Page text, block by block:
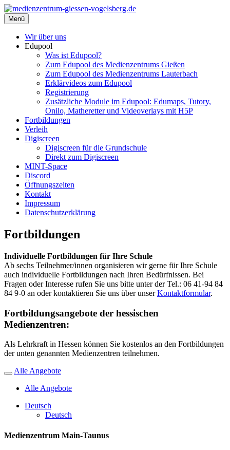
Zum
Inhalt
springen
medienzentrum-giessen-vogelsberg.de
Regionales Medienzentrum Gießen-Vogelsberg
Menü
Wir über uns
Edupool
Was ist Edupool?
Zum Edupool des Medienzentrums Gießen
Zum Edupool des Medienzentrums Lauterbach
Erklärvideos zum Edupool
Registrierung
Zusätzliche Module im Edupool: Edumaps, Tutory,
Onilo, Matheretter und Videoverlays mit H5P
Fortbildungen
Verleih
Digiscreen
Digiscreen für die Grundschule
Direkt zum Digiscreen
MINT-Space
Discord
Öffnungszeiten
Kontakt
Impressum
Datenschutzerklärung
Fortbildungen
Individuelle Fortbildungen für Ihre Schule
Ab sechs Teilnehmer/innen organisieren wir gerne für Ihre Schule
auch individuelle Fortbildungen nach Ihren Bedürfnissen. Bei
Fragen oder Interesse rufen Sie uns bitte unter der Tel.: 06 41-94 84
84 9-0 an oder kontaktieren Sie uns über unserKontaktformular.
Fortbildungsangebote der hessischen
Medienzentren:
Als Lehrkraft in Hessen können Sie kostenlos an den Fortbildungen
der unten genannten Medienzentren teilnehmen.
Alle Angebote
Alle Angebote
Deutsch
Deutsch
Medienzentrum Main-Taunus